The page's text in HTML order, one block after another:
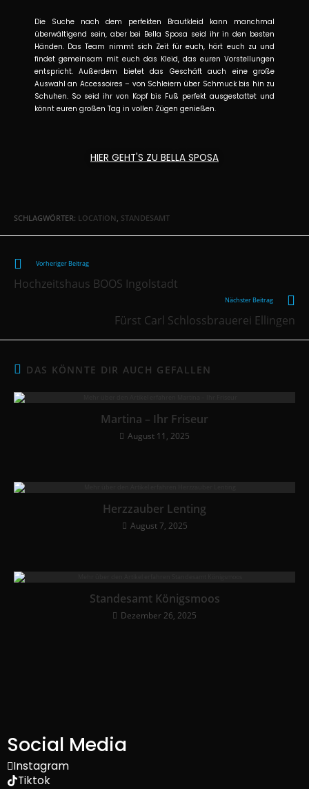
Die Suche nach dem perfekten Brautkleid kann manchmal
überwältigend sein, aber bei Bella Sposa seid ihr in den besten
Händen. Das Team nimmt sich Zeit für euch, hört euch zu und
findet gemeinsam mit euch das Kleid, das euren Vorstellungen
entspricht. Außerdem bietet das Geschäft auch eine große
Auswahl an Accessoires – von Schleiern über Schmuck bis hin zu
Schuhen. So seid ihr von Kopf bis Fuß perfekt ausgestattet und
könnt euren großen Tag in vollen Zügen genießen.
HIER GEHT'S ZU BELLA SPOSA
SCHLAGWÖRTER: LOCATION STANDESAMT
Vorheriger Beitrag
Hochzeitshaus BOOS Ingolstadt
Nächster Beitrag
Fürst Carl Schlossbrauerei Ellingen
DAS KÖNNTE DIR AUCH GEFALLEN
Martina – Ihr Friseur
August 11, 2025
Herzzauber Lenting
August 7, 2025
Standesamt Königsmoos
Dezember 26, 2025
Social Media
Instagram
Tiktok